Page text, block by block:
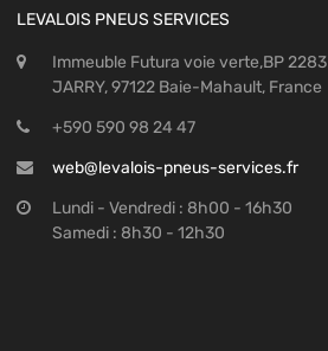
LEVALOIS PNEUS SERVICES
Immeuble Futura voie verte,BP 2283
JARRY, 97122 Baie-Mahault, France
+590 590 98 24 47
web@levalois-pneus-services.fr
Lundi - Vendredi : 8h00 - 16h30
Samedi : 8h30 - 12h30